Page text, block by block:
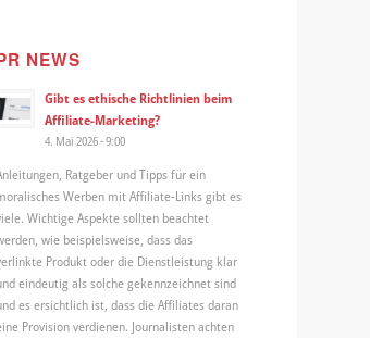
NEWS
Gibt es ethische Richtlinien beim
Affiliate-Marketing?
4. Mai 2026 - 9:00
Ratgeber und Tipps für ein
Werben mit Affiliate-Links gibt es
Wichtige Aspekte sollten beachtet
wie beispielsweise, dass das
Produkt oder die Dienstleistung klar
eindeutig als solche gekennzeichnet sind
es ersichtlich ist, dass die Affiliates daran
Provision verdienen. Journalisten achten